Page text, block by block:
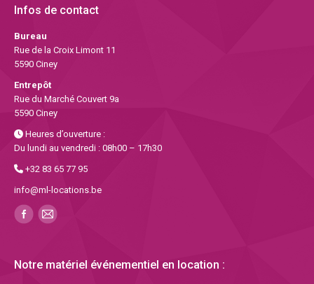
Infos de contact
Bureau
Rue de la Croix Limont 11
5590 Ciney
Entrepôt
Rue du Marché Couvert 9a
5590 Ciney
Heures d’ouverture :
Du lundi au vendredi : 08h00 – 17h30
+32 83 65 77 95
info@ml-locations.be
Notre matériel événementiel en location :